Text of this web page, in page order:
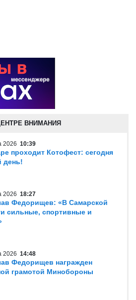
ВНИМАНИЯ
2026 10:39
проходит Котофест: сегодня
день!
2026 18:27
Федорищев: «В Самарской
сильные, спортивные и
2026 14:48
Федорищев награжден
грамотой Минобороны